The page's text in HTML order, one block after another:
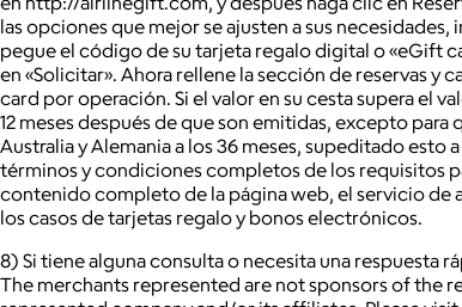
las opciones que mejor se ajusten a sus
pegue el código de su tarjeta regalo digital o «eGift
en «Solicitar». Ahora rellene la sección de reservas
card por operación. Si el valor en su cesta supera el
12 meses después de que son emitidas, excepto
Australia y Alemania a los 36 meses, supeditado
términos y condiciones completos de los requisitos
contenido completo de la página web, el servicio de
los casos de tarjetas regalo y bonos electrónicos.
8) Si tiene alguna consulta o necesita una
The merchants represented are not sponsors of the